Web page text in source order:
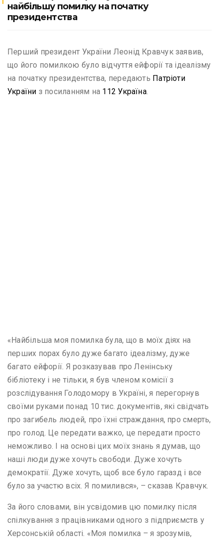
найбільшу помилку на початку
президентства
Перший президент України Леонід Кравчук заявив,
що його помилкою було відчуття ейфорії та ідеалізму
на початку президентства, передають Патріоти
України з посиланням на 112 Україна.
«Найбільша моя помилка була, що в моїх діях на
перших порах було дуже багато ідеалізму, дуже
багато ейфорії. Я розказував про Ленінську
бібліотеку і не тільки, я був членом комісії з
розслідування Голодомору в Україні, я перегорнув
своїми руками понад 10 тис. документів, які свідчать
про загибель людей, про їхні страждання, про смерть,
про голод. Це передати важко, це передати просто
неможливо. І на основі цих моїх знань я думав, що
наші люди дуже хочуть свободи. Дуже хочуть
демократії. Дуже хочуть, щоб все було гаразд і все
було за участю всіх. Я помилився», – сказав Кравчук.
За його словами, він усвідомив цю помилку після
спілкування з працівниками одного з підприємств у
Херсонській області. «Моя помилка – я зрозумів,